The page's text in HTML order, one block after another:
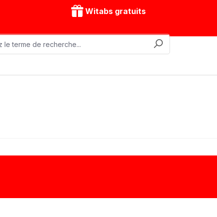
Witabs gratuits
mobiles Accessoires Modèles d'entraînement